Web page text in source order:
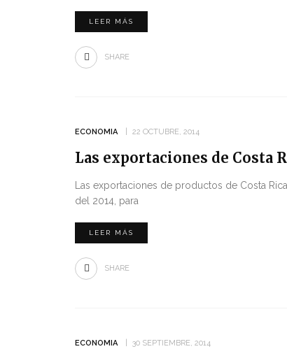
LEER MÁS
SHARE
ECONOMIA 22 OCTUBRE, 2014
Las exportaciones de Costa
Las exportaciones de productos de Costa
del 2014, para
LEER MÁS
SHARE
ECONOMIA 30 SEPTIEMBRE, 2014